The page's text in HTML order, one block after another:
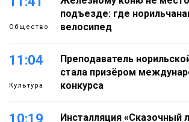
Общество
подъезде: где
велосипед
11:04
Культура
Преподаватель
стала призёром
конкурса
10:19
Инсталляция «Сказочный